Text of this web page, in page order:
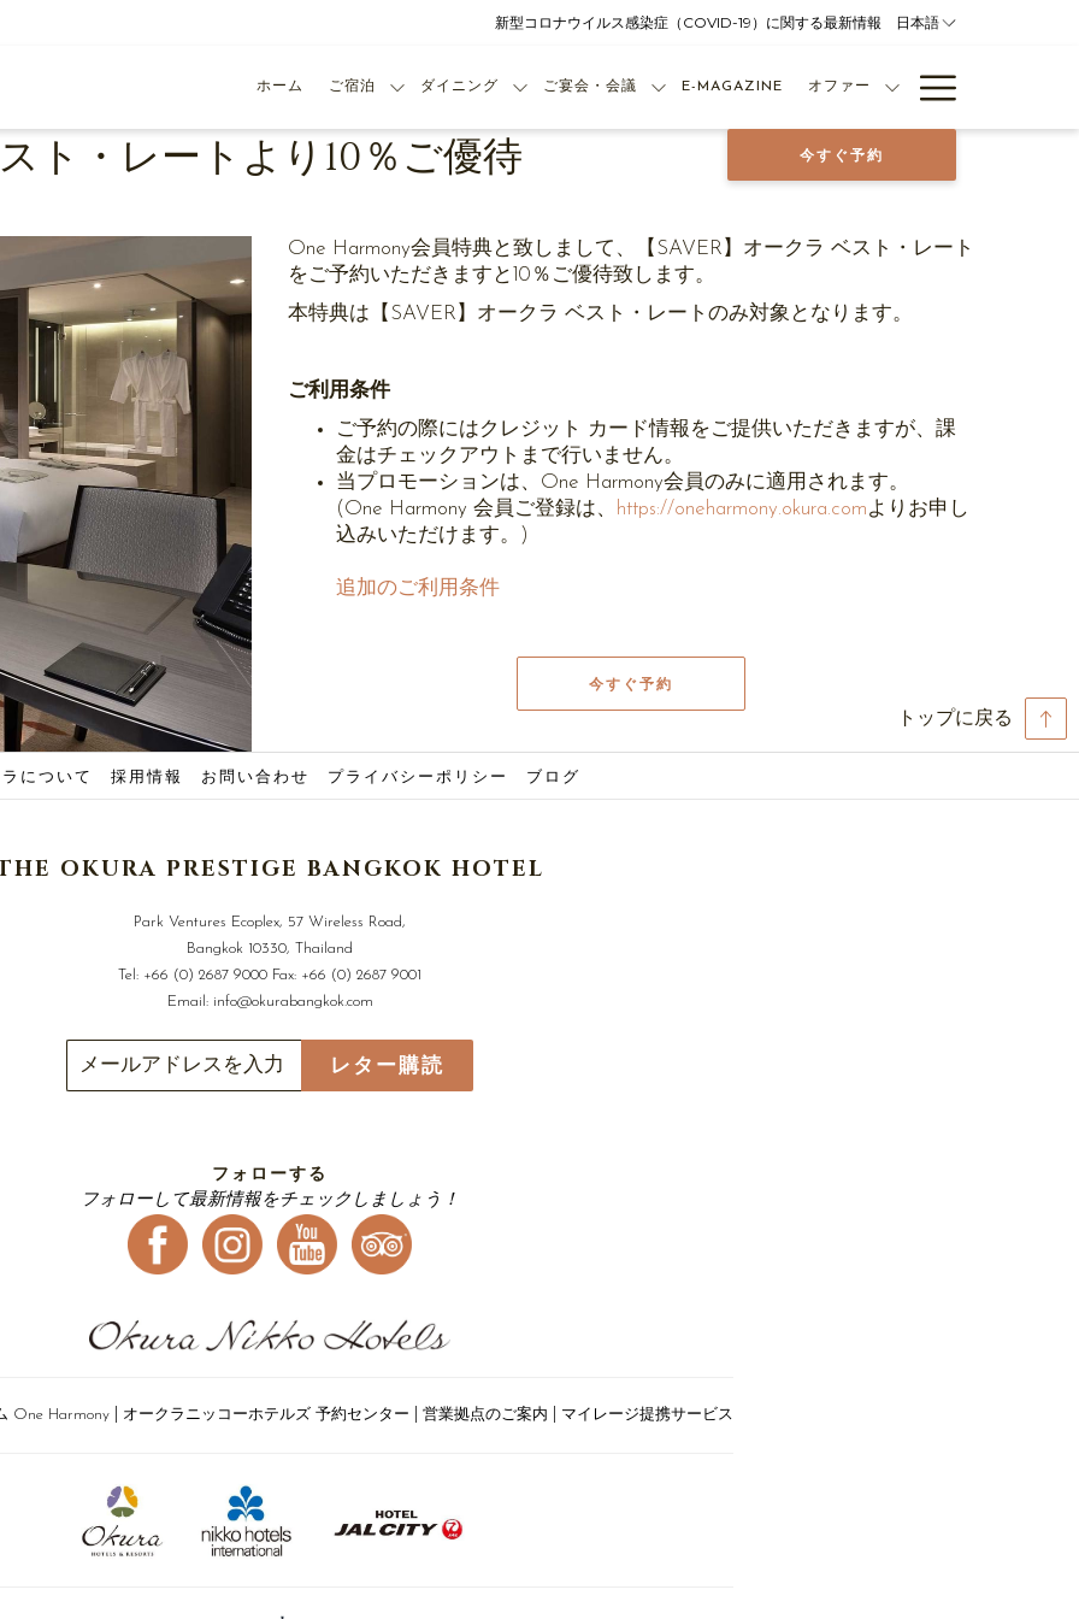
新型コロナウイルス感染症（COVID-19）に関する最新情報 日本語
ホーム ご宿泊 ダイニング ご宴会・会議 E-MAGAZINE オファー Menu
今すぐ予約
ト・レートより10％ご優待
One Harmony会員特典と致しまして、【SAVER】オークラ ベスト・レート
をご予約いただきますと10％ご優待致します。
本特典は【SAVER】オークラ ベスト・レートのみ対象となります。
ご利用条件
ご予約の際にはクレジット カード情報をご提供いただきますが、課
金はチェックアウトまで行いません。
当プロモーションは、One Harmony会員のみに適用されます。
(One Harmony 会員ご登録は、
https://oneharmony.okura.comよりお申し
込みいただけます。)
追加のご利用条件
今すぐ予約
トップに戻る
について 採用情報 お問い合わせ プライバシーポリシー ブログ
OKURA PRESTIGE BANGKOK HOTEL
Park Ventures Ecoplex, 57 Wireless Road,
Bangkok 10330, Thailand
Tel: +66 (0) 2687 9000 Fax: +66 (0) 2687 9001
Email: info@okurabangkok.com
レター購読
フォローする
フォローして最新情報をチェックしましょう！
One Harmony オークラニッコーホテルズ 予約センター 営業拠点のご案内 マイレージ提携サービス